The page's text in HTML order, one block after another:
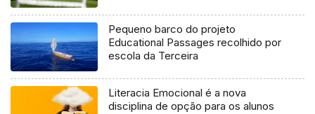
Pequeno barco do projeto
Educational Passages recolhido por
escola da Terceira
Literacia Emocional é a nova
disciplina de opção para os alunos